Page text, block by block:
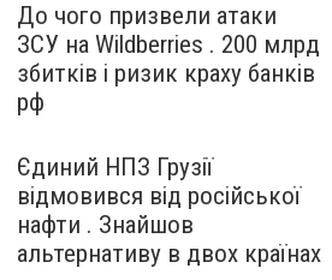
До чого призвели атаки
ЗСУ на Wildberries . 200 млрд
збитків і ризик краху банків
рф
Єдиний НПЗ Грузії
відмовився від російської
нафти . Знайшов
альтернативу в двох країнах